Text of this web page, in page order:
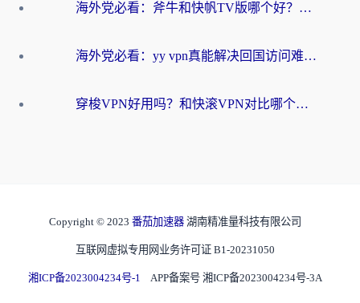
海外党必看：斧牛和快帆TV版哪个好？3分钟选对回国加速器，无缝刷B站、追热剧
海外党必看：yy vpn真能解决回国访问难题？附云极initap测评+免费方案对比
穿梭VPN好用吗？和快滚VPN对比哪个回国效果更好？海外党选回国加速器必看指南
Copyright © 2023 番茄加速器 湖南精准量科技有限公司
互联网虚拟专用网业务许可证 B1-20231050
湘ICP备2023004234号-1 APP备案号 湘ICP备2023004234号-3A